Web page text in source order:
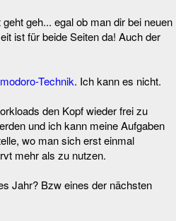
geh... egal ob man dir bei neuen
ist für beide Seiten da! Auch der
Technik. Ich kann es nicht.
den Kopf wieder frei zu
und ich kann meine Aufgaben
wo man sich erst einmal
mehr als zu nutzen.
Jahr? Bzw eines der nächsten